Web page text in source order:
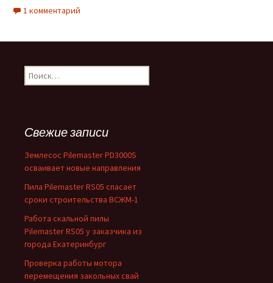
1 комментарий
Найти:
Свежие записи
Землесос Pilemaster PD3000S
осваивает новые направления
Пила Pilemaster RS05 спасает
сроки строительства ВСЖМ-1
Работа скальной пилы
Pilemaster RS05 у заказчика из
города Екатеринбург
Проверка работы мотора
перемещения закольных свай